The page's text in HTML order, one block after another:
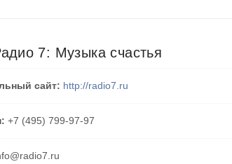
7: Музыка счастья
сайт: http://radio7.ru
+7 (495) 799-97-97